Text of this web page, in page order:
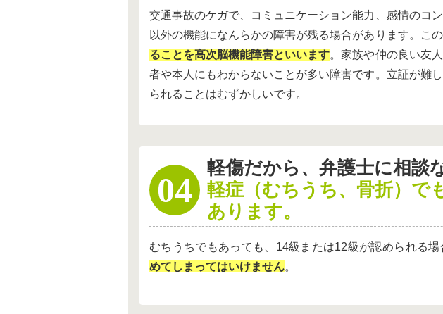
交通事故のケガで、コミュニケーション能力、感情のコ
以外の機能になんらかの障害が残る場合があります。こ
ることを高次脳機能障害といいます。家族や仲の良い友
者や本人にもわからないことが多い障害です。立証が難
られることはむずかしいです。
軽傷だから、弁護士に相談
軽症（むちうち、骨折）で
あります。
むちうちでもあっても、14級または12級が認められる場
めてしまってはいけません。